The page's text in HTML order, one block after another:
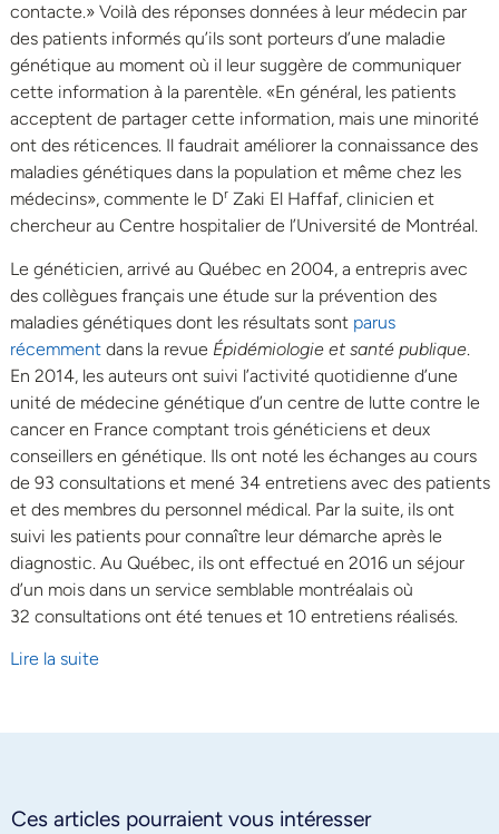
contacte.» Voilà des réponses données à leur médecin par
des patients informés qu’ils sont porteurs d’une maladie
génétique au moment où il leur suggère de communiquer
cette information à la parentèle. «En général, les patients
acceptent de partager cette information, mais une minorité
ont des réticences. Il faudrait améliorer la connaissance des
maladies génétiques dans la population et même chez les
médecins», commente le Dr Zaki El Haffaf, clinicien et
chercheur au Centre hospitalier de l’Université de Montréal.
Le généticien, arrivé au Québec en 2004, a entrepris avec
des collègues français une étude sur la prévention des
maladies génétiques dont les résultats sont parus
récemment dans la revue Épidémiologie et santé publique.
En 2014, les auteurs ont suivi l’activité quotidienne d’une
unité de médecine génétique d’un centre de lutte contre le
cancer en France comptant trois généticiens et deux
conseillers en génétique. Ils ont noté les échanges au cours
de 93 consultations et mené 34 entretiens avec des patients
et des membres du personnel médical. Par la suite, ils ont
suivi les patients pour connaître leur démarche après le
diagnostic. Au Québec, ils ont effectué en 2016 un séjour
d’un mois dans un service semblable montréalais où
32 consultations ont été tenues et 10 entretiens réalisés.
Lire la suite
Ces articles pourraient vous intéresser